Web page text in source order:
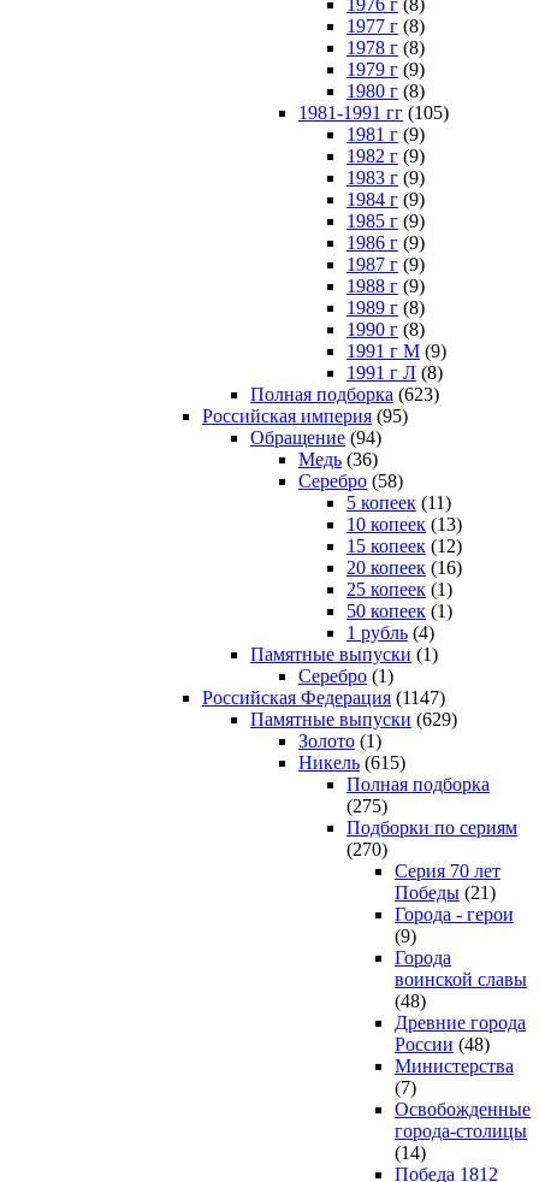
1977 г (8)
1978 г (8)
1979 г (9)
1980 г (8)
1981-1991 гг (105)
1981 г (9)
1982 г (9)
1983 г (9)
1984 г (9)
1985 г (9)
1986 г (9)
1987 г (9)
1988 г (9)
1989 г (8)
1990 г (8)
1991 г М (9)
1991 г Л (8)
Полная подборка (623)
Российская империя (95)
Обращение (94)
Медь (36)
Серебро (58)
5 копеек (11)
10 копеек (13)
15 копеек (12)
20 копеек (16)
25 копеек (1)
50 копеек (1)
1 рубль (4)
Памятные выпуски (1)
Серебро (1)
Российская Федерация (1147)
Памятные выпуски (629)
Золото (1)
Никель (615)
Полная подборка
(275)
Подборки по сериям
(270)
Серия 70 лет
Победы (21)
Города - герои
(9)
Города
воинской славы
(48)
Древние города
России (48)
Министерства
(7)
Освобожденные
города-столицы
(14)
Победа 1812